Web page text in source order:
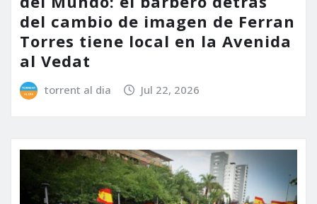
del cambio de imagen de Ferran
Torres tiene local en la Avenida
al Vedat
torrent al dia Jul 22, 2026